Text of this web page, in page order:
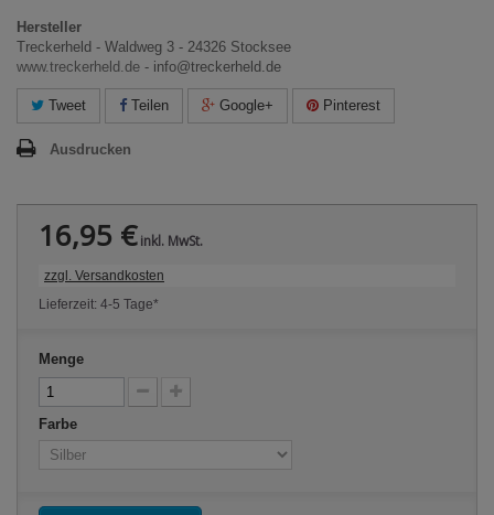
Hersteller
Treckerheld - Waldweg 3 - 24326 Stocksee
www.treckerheld.de - info@treckerheld.de
Tweet Teilen Google+ Pinterest
Ausdrucken
16,95 €inkl. MwSt.
zzgl. Versandkosten
Lieferzeit: 4-5 Tage*
Menge
Farbe